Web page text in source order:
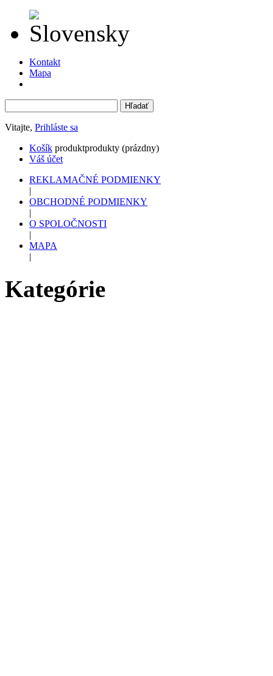
Kontakt
Mapa
Vitajte, Prihláste sa
Košík produktprodukty (prázdny)
Váš účet
REKLAMAČNÉ PODMIENKY
|
OBCHODNÉ PODMIENKY
|
O SPOLOČNOSTI
|
MAPA
|
Kategórie